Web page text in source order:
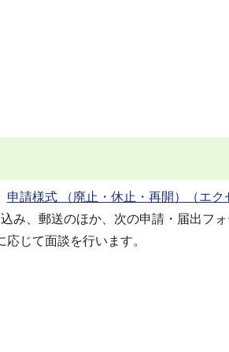
申請様式 （廃止・休止・再開）（エク
み、郵送のほか、次の申請・届出フォ
じて面談を行います。